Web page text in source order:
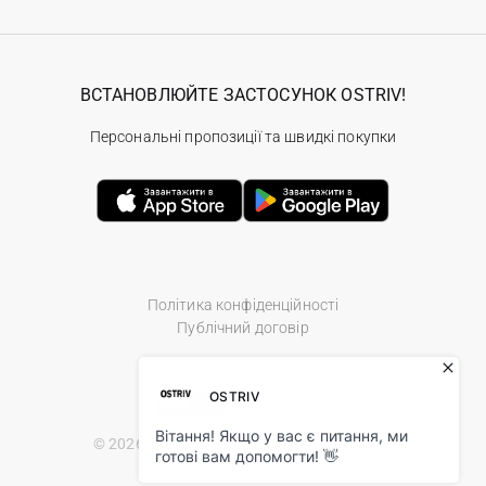
Політика конфіденційності
Публічний договір
© 2026 Ostriv.ua Store. All Rights Reserved.
ВСТАНОВЛЮЙТЕ ЗАСТОСУНОК OSTRIV!
Персональні пропозиції та швидкі покупки